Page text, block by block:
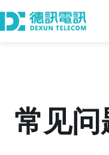
常见